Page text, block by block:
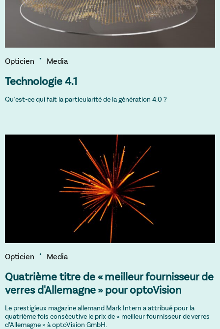
Opticien Media
Technologie 4.1
Qu’est-ce qui fait la particularité de la génération 4.0 ?
Opticien Media
Quatrième titre de « meilleur fournisseur de
verres d'Allemagne » pour optoVision
Le prestigieux magazine allemand Mark Intern a attribué pour la
quatrième fois consécutive le prix de « meilleur fournisseur de verres
d’Allemagne » à optoVision GmbH.